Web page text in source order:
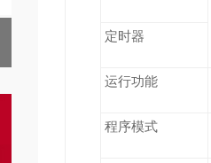
定时器
运行功能
程序模式